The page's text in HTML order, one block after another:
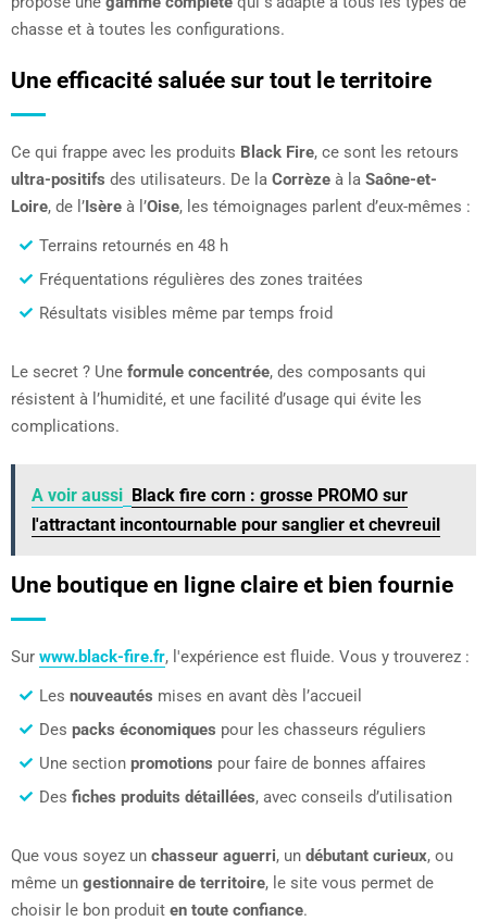
chasse et à toutes les configurations.
Une efficacité saluée sur tout le territoire
Ce qui frappe avec les produits Black Fire, ce sont les retours
ultra-positifs des utilisateurs. De la Corrèze à la Saône-et-
Loire, de l’Isère à l’Oise, les témoignages parlent d’eux-mêmes :
Terrains retournés en 48 h
Fréquentations régulières des zones traitées
Résultats visibles même par temps froid
Le secret ? Une formule concentrée, des composants qui
résistent à l’humidité, et une facilité d’usage qui évite les
complications.
A voir aussi Black fire corn : grosse PROMO sur
l'attractant incontournable pour sanglier et chevreuil
Une boutique en ligne claire et bien fournie
Sur www.black-fire.fr, l'expérience est fluide. Vous y trouverez :
Les nouveautés mises en avant dès l’accueil
Des packs économiques pour les chasseurs réguliers
Une section promotions pour faire de bonnes affaires
Des fiches produits détaillées, avec conseils d’utilisation
Que vous soyez un chasseur aguerri, un débutant curieux, ou
même un gestionnaire de territoire, le site vous permet de
choisir le bon produit en toute confiance.